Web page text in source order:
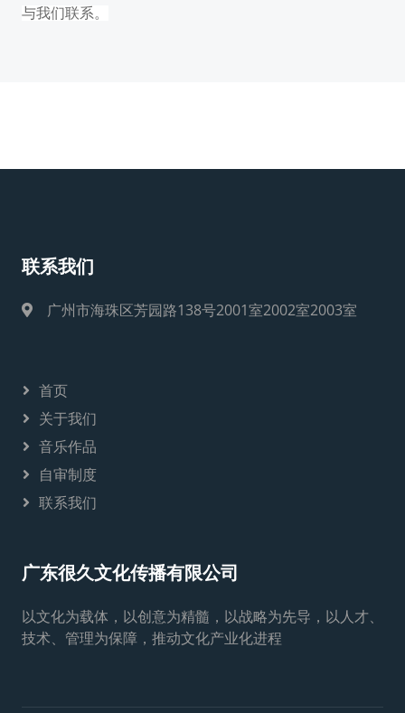
与我们联系。
联系我们
广州市海珠区芳园路138号2001室2002室2003室
首页
关于我们
音乐作品
自审制度
联系我们
广东很久文化传播有限公司
以文化为载体，以创意为精髓，以战略为先导，以人才、
技术、管理为保障，推动文化产业化进程